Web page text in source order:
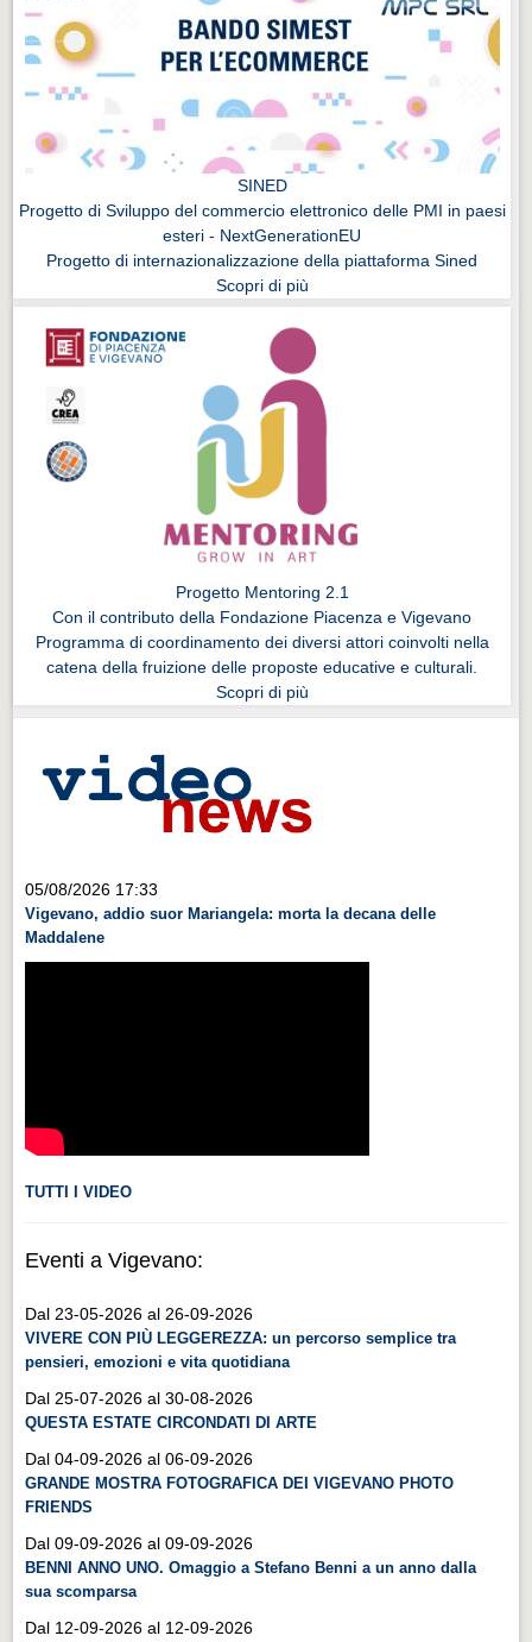
SINED
Progetto di Sviluppo del commercio elettronico delle PMI in paesi
esteri - NextGenerationEU
Progetto di internazionalizzazione della piattaforma Sined
Scopri di più
Progetto Mentoring 2.1
Con il contributo della Fondazione Piacenza e Vigevano
Programma di coordinamento dei diversi attori coinvolti nella
catena della fruizione delle proposte educative e culturali.
Scopri di più
05/08/2026 17:33
Vigevano, addio suor Mariangela: morta la decana delle
Maddalene
TUTTI I VIDEO
Eventi a Vigevano:
Dal 23-05-2026 al 26-09-2026
VIVERE CON PIÙ LEGGEREZZA: un percorso semplice tra
pensieri, emozioni e vita quotidiana
Dal 25-07-2026 al 30-08-2026
QUESTA ESTATE CIRCONDATI DI ARTE
Dal 04-09-2026 al 06-09-2026
GRANDE MOSTRA FOTOGRAFICA DEI VIGEVANO PHOTO
FRIENDS
Dal 09-09-2026 al 09-09-2026
BENNI ANNO UNO. Omaggio a Stefano Benni a un anno dalla
sua scomparsa
Dal 12-09-2026 al 12-09-2026